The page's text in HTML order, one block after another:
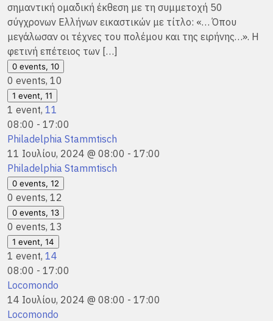
σημαντική ομαδική έκθεση με τη συμμετοχή 50
σύγχρονων Ελλήνων εικαστικών με τίτλο: «… Όπου
μεγάλωσαν οι τέχνες του πολέμου και της ειρήνης…». Η
φετινή επέτειος των […]
0 events, 10
0 events, 10
1 event, 11
1 event, 11
08:00 - 17:00
Philadelphia Stammtisch
11 Ιουλίου, 2024 @ 08:00 - 17:00
Philadelphia Stammtisch
0 events, 12
0 events, 12
0 events, 13
0 events, 13
1 event, 14
1 event, 14
08:00 - 17:00
Locomondo
14 Ιουλίου, 2024 @ 08:00 - 17:00
Locomondo